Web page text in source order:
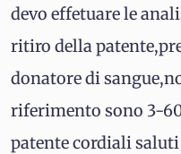
devo effetuare le
ritiro della
donatore di
riferimento sono 3-
patente cordiali saluti